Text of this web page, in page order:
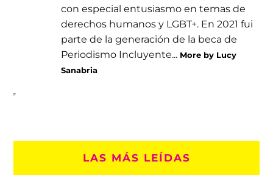
con especial entusiasmo en temas de
derechos humanos y LGBT+. En 2021 fui
parte de la generación de la beca de
Periodismo Incluyente... More by Lucy
Sanabria
LAS MÁS LEÍDAS